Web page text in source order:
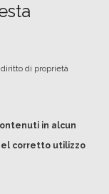
di proprietà
in alcun
corretto utilizzo